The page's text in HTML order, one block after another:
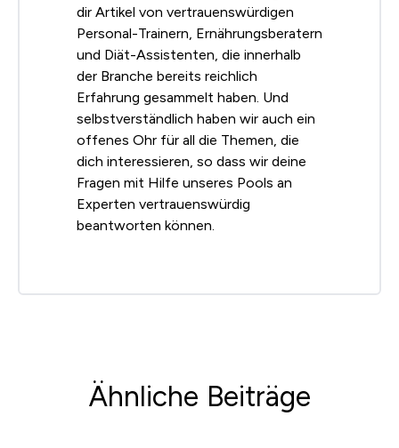
dir Artikel von vertrauenswürdigen
Personal-Trainern, Ernährungsberatern
und Diät-Assistenten, die innerhalb
der Branche bereits reichlich
Erfahrung gesammelt haben. Und
selbstverständlich haben wir auch ein
offenes Ohr für all die Themen, die
dich interessieren, so dass wir deine
Fragen mit Hilfe unseres Pools an
Experten vertrauenswürdig
beantworten können.
Ähnliche Beiträge